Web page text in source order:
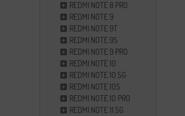
REDMI NOTE 8 PRO
REDMI NOTE 9
REDMI NOTE 9T
REDMI NOTE 9S
REDMI NOTE 9 PRO
REDMI NOTE 10
REDMI NOTE 10 5G
REDMI NOTE 10S
REDMI NOTE 10 PRO
REDMI NOTE 11 5G